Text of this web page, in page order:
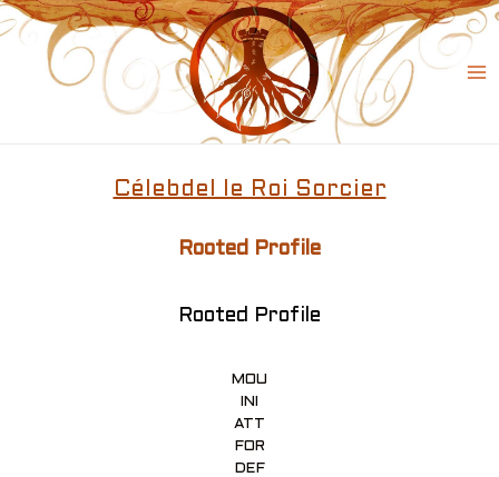
Skip
to
content
Célebdel le Roi Sorcier
Rooted Profile
Rooted Profile
MOU
INI
ATT
FOR
DEF